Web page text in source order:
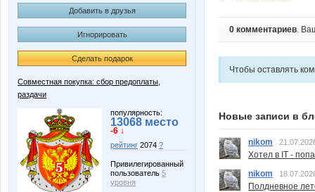
Добавить в друзья
Игнорировать
Сделать подарок
Совместная покупка: сбор предоплаты,
раздачи
популярность:
13068 место
-6 ↓
рейтинг 2074 ?
Привилегированный
пользователь 5
уровня
0 комментариев.
Чтобы оставлять
Новые записи в
nikom
Хотел в IT -
nikom
Полдневное